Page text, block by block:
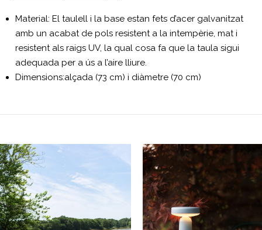
Material: El taulell i la base estan fets d’acer galvanitzat
amb un acabat de pols resistent a la intempèrie, mat i
resistent als raigs UV, la qual cosa fa que la taula sigui
adequada per a ús a l’aire lliure.
Dimensions:alçada (73 cm) i diàmetre (70 cm)